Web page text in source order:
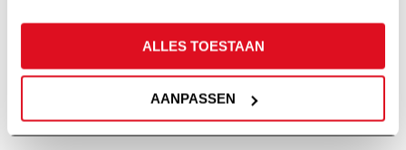
ALLES TOESTAAN
AANPASSEN
Lees meer